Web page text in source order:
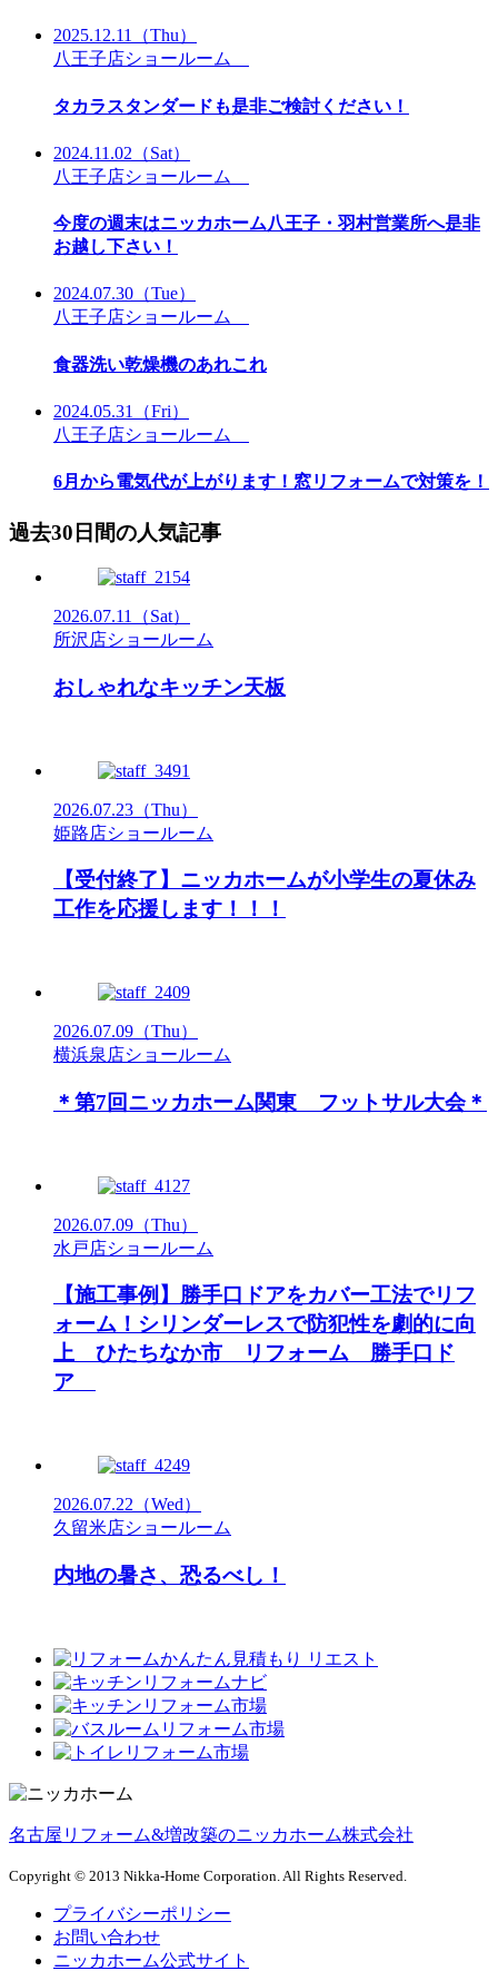
2025.12.11
（Thu）
八王子店ショールーム
タカラスタンダードも是非ご検討ください！
2024.11.02 （Sat）
八王子店ショールーム
今度の週末はニッカホーム八王子・羽村営業所へ是非
お越し下さい！
2024.07.30 （Tue）
八王子店ショールーム
食器洗い乾燥機のあれこれ
2024.05.31
（Fri）
八王子店ショールーム
6月から電気代が上がります！窓リフォームで対策を！
過去30日間の人気記事
2026.07.11
（Sat）
所沢店ショールーム
おしゃれなキッチン天板
2026.07.23 （Thu）
姫路店ショールーム
【受付終了】ニッカホームが小学生の夏休み
工作を応援します！！！
2026.07.09 （Thu）
横浜泉店ショールーム
＊第7回ニッカホーム関東 フットサル大会＊
2026.07.09 （Thu）
水戸店ショールーム
【施工事例】勝手口ドアをカバー工法でリフ
ォーム！シリンダーレスで防犯性を劇的に向
上 ひたちなか市 リフォーム 勝手口ド
ア
2026.07.22 （Wed）
久留米店ショールーム
内地の暑さ、恐るべし！
名古屋リフォーム&増改築のニッカホーム株式会社
Copyright © 2013 Nikka-Home Corporation. All Rights Reserved.
プライバシーポリシー
お問い合わせ
ニッカホーム公式サイト